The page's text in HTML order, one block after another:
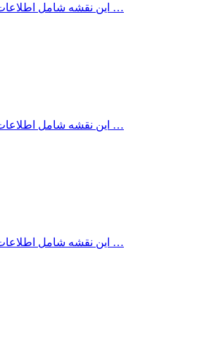
این نقشه شامل اطلاعات راه‌ها(اعم از بزرگراه، آزادراه، جاده آسفالته، جاده شنی، جاده خاکی، سایر جاده‌ها) با ذکر مسافت …
این نقشه شامل اطلاعات راه‌ها(اعم از بزرگراه، آزادراه، جاده آسفالته، جاده شنی، جاده خاکی، سایر جاده‌ها) با ذکر مسافت …
این نقشه شامل اطلاعات راه‌ها(اعم از بزرگراه، آزادراه، جاده آسفالته، جاده شنی، جاده خاکی، سایر جاده‌ها) با ذکر مسافت …